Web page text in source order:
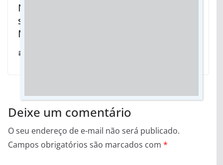
Na ANTT, governador de MS busca
soluções para relicitações da BR-163 e
Malha Oeste
Deixe um comentário
O seu endereço de e-mail não será publicado.
Campos obrigatórios são marcados com *